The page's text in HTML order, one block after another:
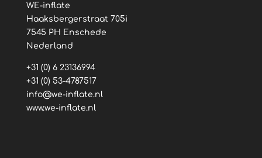
WE-inflate
Haaksbergerstraat 705i
7545 PH Enschede
Nederland
+31 (0) 6 23136994
+31 (0) 53-4787517
info@we-inflate.nl
www.we-inflate.nl